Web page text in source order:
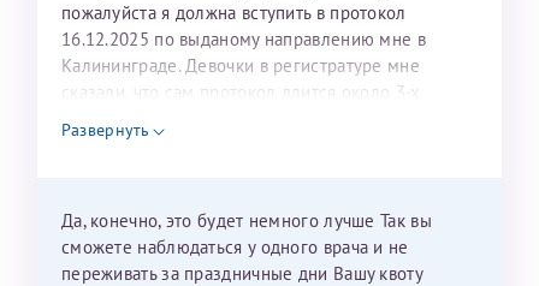
пожалуйста я должна вступить в протокол
16.12.2025 по выданому направлению мне в
Калининграде. Девочки в регистратуре мне
сказали, что сам протокол длится около 3-х
недель и 3 недели я должна находится в Питере.
Можно мне новый год провести в Калининграде и
Развернуть
Да, конечно, это будет немного лучше Так вы
сможете наблюдаться у одного врача и не
переживать за праздничные дни Вашу квоту